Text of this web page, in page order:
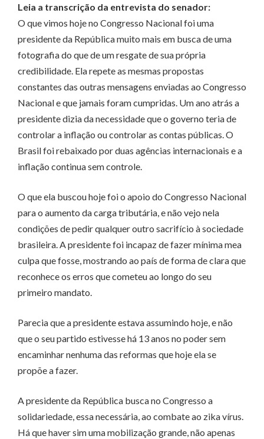
Leia a transcrição da entrevista do senador:
O que vimos hoje no Congresso Nacional foi uma
presidente da República muito mais em busca de uma
fotografia do que de um resgate de sua própria
credibilidade. Ela repete as mesmas propostas
constantes das outras mensagens enviadas ao Congresso
Nacional e que jamais foram cumpridas. Um ano atrás a
presidente dizia da necessidade que o governo teria de
controlar a inflação ou controlar as contas públicas. O
Brasil foi rebaixado por duas agências internacionais e a
inflação continua sem controle.
O que ela buscou hoje foi o apoio do Congresso Nacional
para o aumento da carga tributária, e não vejo nela
condições de pedir qualquer outro sacrifício à sociedade
brasileira. A presidente foi incapaz de fazer mínima mea
culpa que fosse, mostrando ao país de forma de clara que
reconhece os erros que cometeu ao longo do seu
primeiro mandato.
Parecia que a presidente estava assumindo hoje, e não
que o seu partido estivesse há 13 anos no poder sem
encaminhar nenhuma das reformas que hoje ela se
propõe a fazer.
A presidente da República busca no Congresso a
solidariedade, essa necessária, ao combate ao zika vírus.
Há que haver sim uma mobilização grande, não apenas